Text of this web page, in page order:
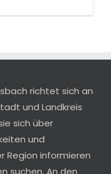
richtet sich an
und Landkreis
sich über
und
Region informieren
suchen. An den